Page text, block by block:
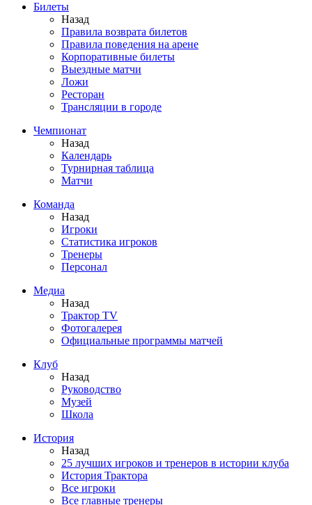
Билеты
Назад
Правила возврата билетов
Правила поведения на арене
Корпоративные билеты
Выездные матчи
Ложи
Ресторан
Трансляции в городе
Чемпионат
Назад
Календарь
Турнирная таблица
Матчи
Команда
Назад
Игроки
Статистика игроков
Тренеры
Персонал
Медиа
Назад
Трактор TV
Фотогалерея
Официальные программы матчей
Клуб
Назад
Руководство
Музей
Школа
История
Назад
25 лучших игроков и тренеров в истории клуба
История Трактора
Все игроки
Все главные тренеры